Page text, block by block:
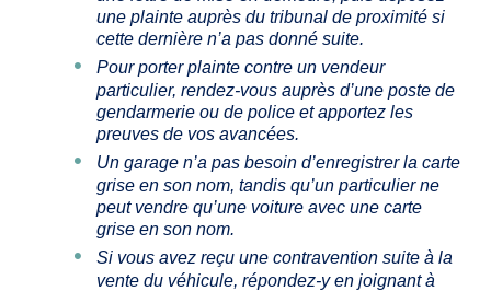
une plainte auprès du tribunal de proximité si
cette dernière n’a pas donné suite.
Pour porter plainte contre un vendeur
particulier, rendez-vous auprès d’une poste de
gendarmerie ou de police et apportez les
preuves de vos avancées.
Un garage n’a pas besoin d’enregistrer la carte
grise en son nom, tandis qu’un particulier ne
peut vendre qu’une voiture avec une carte
grise en son nom.
Si vous avez reçu une contravention suite à la
vente du véhicule, répondez-y en joignant à